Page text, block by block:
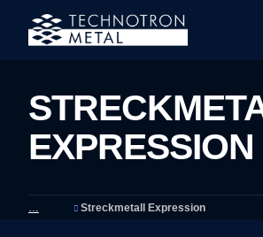
EXPRESSION
Streckmetall Expression